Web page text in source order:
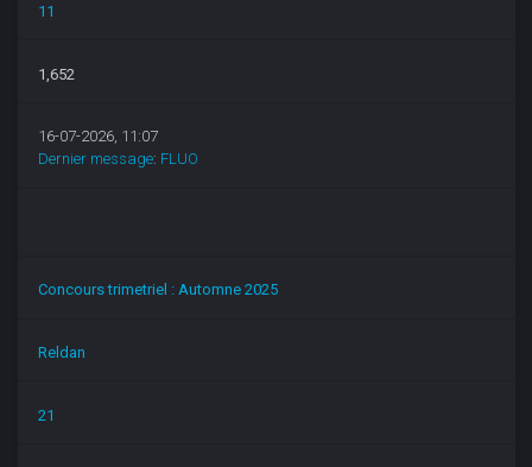
11
1,652
16-07-2026, 11:07
Dernier message: FLUO
Concours trimetriel : Automne 2025
Reldan
21